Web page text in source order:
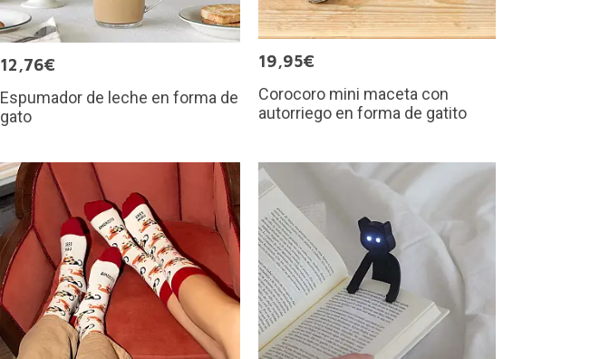
12,76€
Espumador de leche en forma de
gato
19,95€
Corocoro mini maceta con
autorriego en forma de gatito